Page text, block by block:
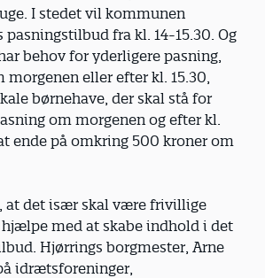
I stedet vil kommunen
pasningstilbud fra kl. 14-15.30. Og
behov for yderligere pasning,
morgenen eller efter kl. 15.30,
børnehave, der skal stå for
om morgenen og efter kl.
ende på omkring 500 kroner om
at det især skal være frivillige
med at skabe indhold i det
Hjørrings borgmester, Arne
idrætsforeninger,